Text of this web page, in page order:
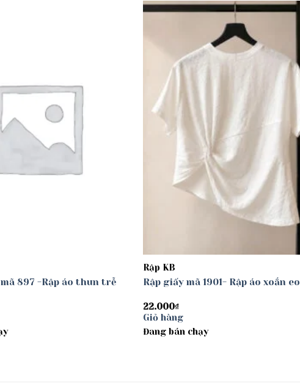
897 -Rập áo thun trễ
Rập KB
Rập giấy mã 1901- Rập áo xoắn eo
22.000₫
Giỏ hàng
Đang bán chạy